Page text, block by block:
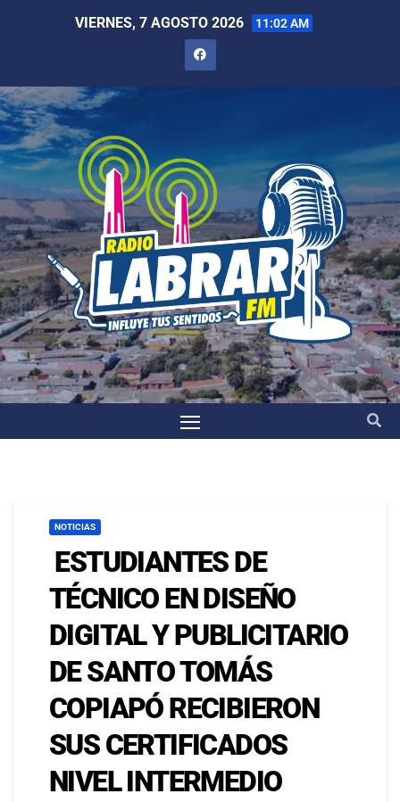
VIERNES, 7 AGOSTO 2026 11:02 AM
NOTICIAS
ESTUDIANTES DE
TÉCNICO EN DISEÑO
DIGITAL Y PUBLICITARIO
DE SANTO TOMÁS
COPIAPÓ RECIBIERON
SUS CERTIFICADOS
NIVEL INTERMEDIO